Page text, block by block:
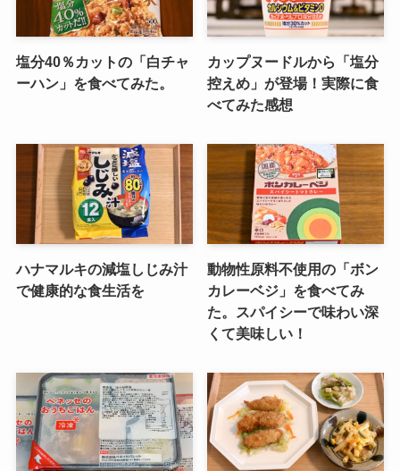
塩分40％カットの「白チャ
ーハン」を食べてみた。
カップヌードルから「塩分
控えめ」が登場！実際に食
べてみた感想
ハナマルキの減塩しじみ汁
で健康的な食生活を
動物性原料不使用の「ボン
カレーベジ」を食べてみ
た。スパイシーで味わい深
くて美味しい！